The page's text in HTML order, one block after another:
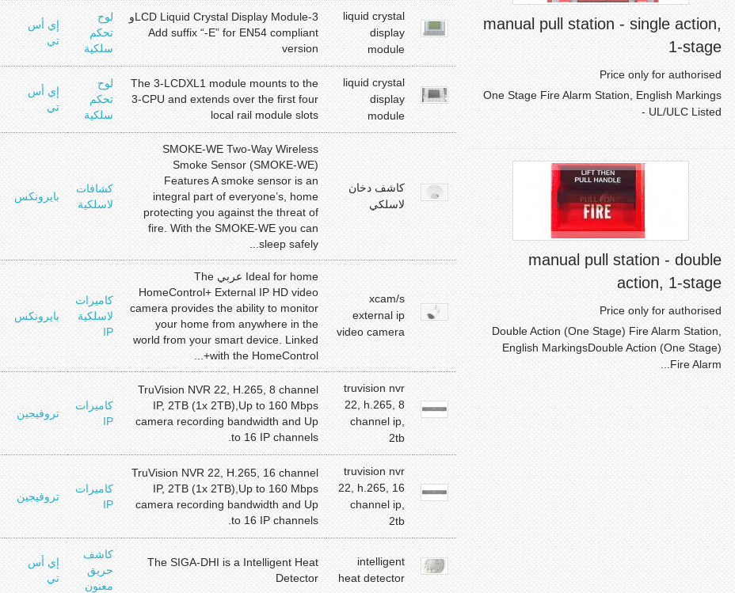
liquid crystal
display
module
3-LCD Liquid Crystal Display Moduleو
Add suffix “-E” for EN54 compliant
version
لوح
تحكم
سلكية
إي أس
تي
liquid crystal
display
module
The 3-LCDXL1 module mounts to the
3-CPU and extends over the first four
local rail module slots
لوح
تحكم
سلكية
إي أس
تي
كاشف دخان
لاسلكي
SMOKE-WE Two-Way Wireless
Smoke Sensor (SMOKE-WE)
Features A smoke sensor is an
integral part of everyone’s, home
protecting you against the threat of
fire. With the SMOKE-WE you can
sleep safely...
كشافات
لاسلكية
بايرونكس
xcam/s
external ip
video camera
Ideal for home عربي The
HomeControl+ External IP HD video
camera provides the ability to monitor
your home from anywhere in the
world from your smart device. Linked
with the HomeControl+...
كاميرات
لاسلكية
IP
بايرونكس
truvision nvr
22, h.265, 8
channel ip,
2tb
TruVision NVR 22, H.265, 8 channel
IP, 2TB (1x 2TB),Up to 160 Mbps
camera recording bandwidth and Up
to 16 IP channels.
كاميرات
IP
تروفيجين
truvision nvr
22, h.265, 16
channel ip,
2tb
TruVision NVR 22, H.265, 16 channel
IP, 2TB (1x 2TB),Up to 160 Mbps
camera recording bandwidth and Up
to 16 IP channels.
كاميرات
IP
تروفيجين
intelligent
heat detector
The SIGA-DHI is a Intelligent Heat
Detector
كاشف
حريق
معنون
إي أس
تي
manual pull station - single action,
1-stage
Price only for authorised
One Stage Fire Alarm Station, English Markings
- UL/ULC Listed
manual pull station - double
action, 1-stage
Price only for authorised
Double Action (One Stage) Fire Alarm Station,
English MarkingsDouble Action (One Stage)
Fire Alarm...